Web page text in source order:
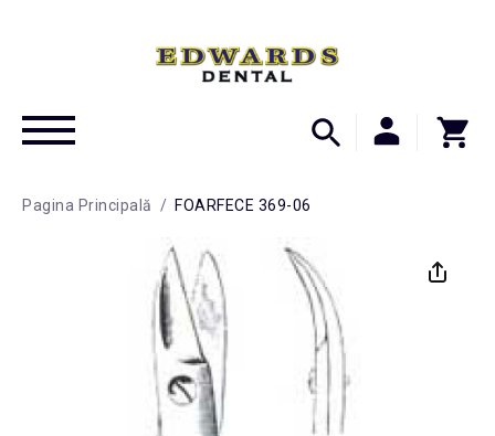
Pagina Principală / FOARFECE 369-06